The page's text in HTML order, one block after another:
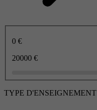
0 €
20000 €
TYPE D'ENSEIGNEMENT